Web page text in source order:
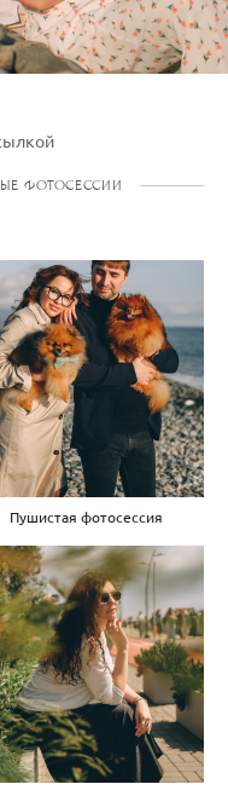
ФОТОСЕССИИ
Пушистая фотосессия